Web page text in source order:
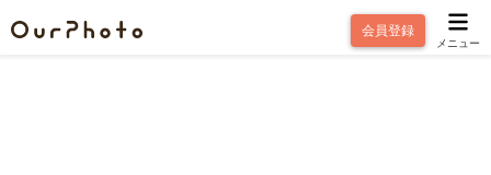
会員登録
メニュー